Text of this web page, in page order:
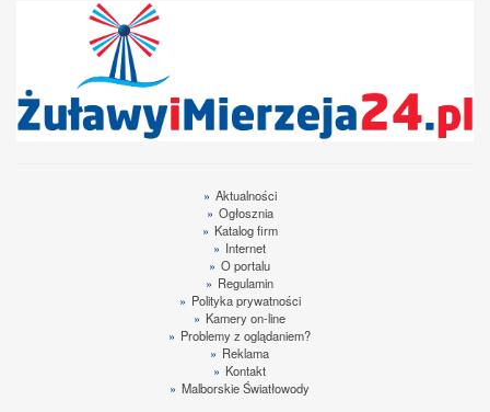
» Aktualności
» Ogłosznia
» Katalog firm
» Internet
» O portalu
» Regulamin
» Polityka prywatności
» Kamery on-line
» Problemy z oglądaniem?
» Reklama
» Kontakt
» Malborskie Światłowody